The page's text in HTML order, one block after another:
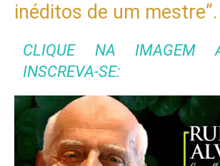
inéditos de um mestre”.
CLIQUE NA IMAGEM
INSCREVA-SE: